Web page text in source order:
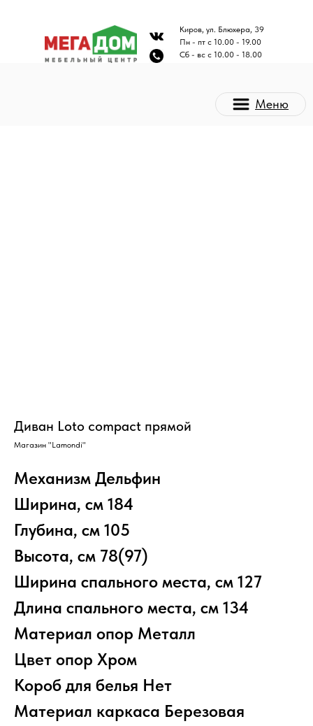
Киров, ул. Блюхера, 39
Пн - пт с 10.00 - 19.00
Сб - вс с 10.00 - 18.00
Меню
Диван Loto compact прямой
Магазин "Lamondi"
Механизм Дельфин
Ширина, см 184
Глубина, см 105
Высота, см 78(97)
Ширина спального места, см 127
Длина спального места, см 134
Материал опор Металл
Цвет опор Хром
Короб для белья Нет
Материал каркаса Березовая